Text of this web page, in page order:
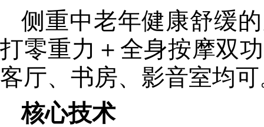
侧重中老年健康舒缓
打零重力＋全身按摩双
客厅、书房、影音室均
核心技术